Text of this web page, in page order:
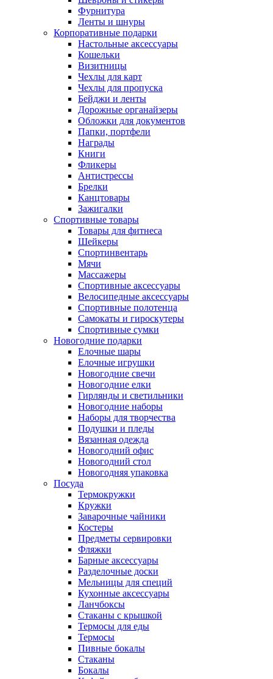
Фурнитура
Ленты и шнуры
Корпоративные подарки
Настольные аксессуары
Кошельки
Визитницы
Чехлы для карт
Чехлы для пропуска
Бейджи и ленты
Дорожные органайзеры
Обложки для документов
Папки, портфели
Награды
Книги
Фликеры
Антистрессы
Брелки
Канцтовары
Зажигалки
Спортивные товары
Товары для фитнеса
Шейкеры
Спортинвентарь
Мячи
Массажеры
Спортивные аксессуары
Велосипедные аксессуары
Спортивные полотенца
Самокаты и гироскутеры
Спортивные сумки
Новогодние подарки
Елочные шары
Елочные игрушки
Новогодние свечи
Новогодние елки
Гирлянды и светильники
Новогодние наборы
Наборы для творчества
Подушки и пледы
Вязанная одежда
Новогодний офис
Новогодний стол
Новогодняя упаковка
Посуда
Термокружки
Кружки
Заварочные чайники
Костеры
Предметы сервировки
Фляжки
Барные аксессуары
Разделочные доски
Мельницы для специй
Кухонные аксессуары
Ланчбоксы
Стаканы с крышкой
Термосы для еды
Термосы
Пивные бокалы
Стаканы
Бокалы